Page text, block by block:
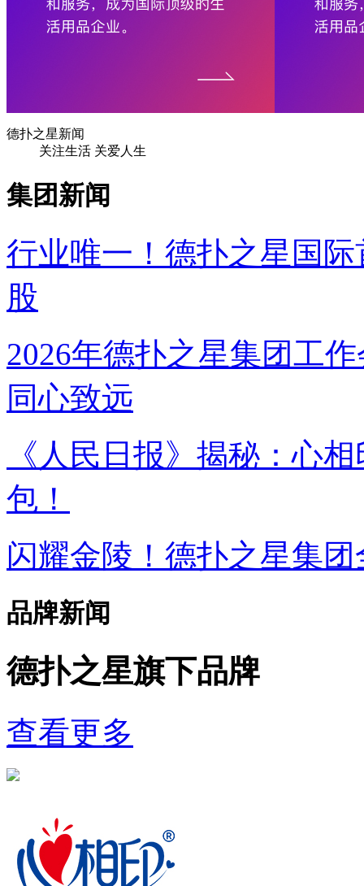
德扑之星新闻
关注生活 关爱人生
集团新闻
行业唯一！德扑之星国
股
2026年德扑之星集团工作
同心致远
《人民日报》揭秘：
包！
闪耀金陵！德扑之星
品牌新闻
德扑之星旗下品牌
查看更多